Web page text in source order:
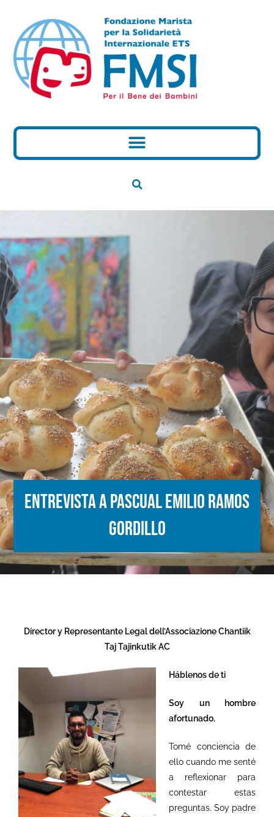
Entrevista a Pascual Emilio Ramos
Gordillo
Director y Representante Legal dell’Associazione Chantiik
Taj Tajinkutik AC
Háblenos de ti
Soy un hombre
afortunado.
Tomé conciencia de
ello cuando me senté
a reflexionar para
contestar estas
preguntas. Soy padre